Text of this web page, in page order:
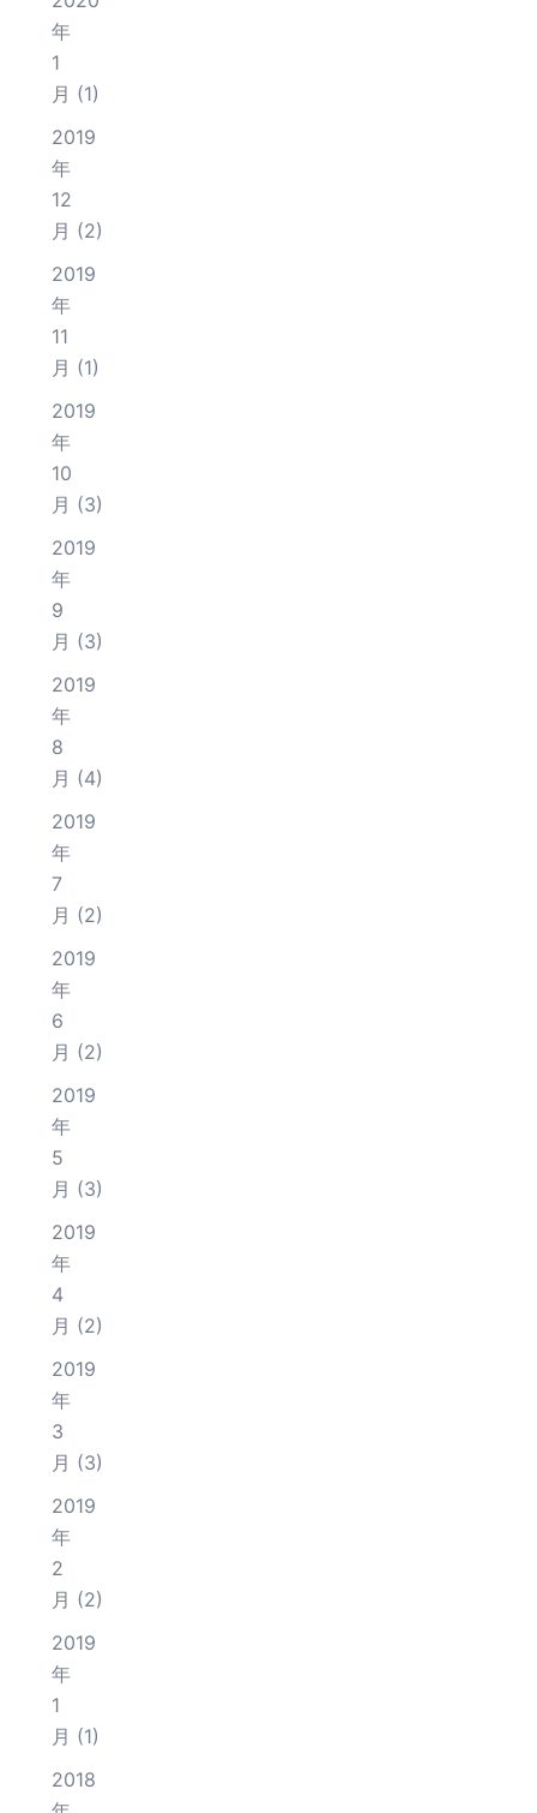
年
1
月 (1)
2019
年
12
月 (2)
2019
年
11
月 (1)
2019
年
10
月 (3)
2019
年
9
月 (3)
2019
年
8
月 (4)
2019
年
7
月 (2)
2019
年
6
月 (2)
2019
年
5
月 (3)
2019
年
4
月 (2)
2019
年
3
月 (3)
2019
年
2
月 (2)
2019
年
1
月 (1)
2018